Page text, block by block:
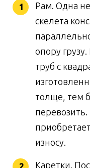
Рам. Одна
скелета
опору
труб с
толще, тем
износу.
Каретки.